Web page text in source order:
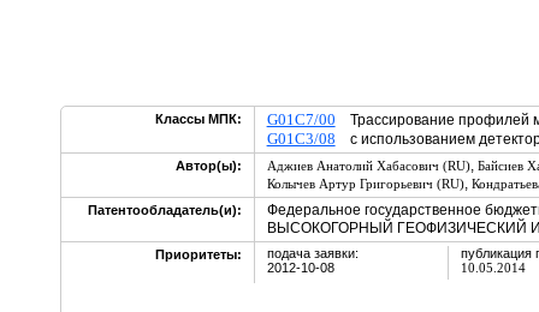
Классы МПК: G01C7/00 Трассирование профилей
G01C3/08 с использованием
Автор(ы): Аджиев Анатолий Хабасович (RU), Байсиев
Колычев Артур Григорьевич (RU),
Патентообладатель(и):
Федеральное государственное
ВЫСОКОГОРНЫЙ ГЕОФИЗИЧЕСКИЙ
Приоритеты:
подача заявки:
2012-10-08
публикация
10.05.2014